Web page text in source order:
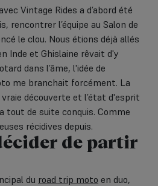
Vintage Rides a d’abord été
rencontrer l’équipe au Salon de
le clou. Nous étions déjà allés
Inde et Ghislaine rêvait d'y
dans l’âme, l'idée de
me branchait forcément. La
découverte et l’état d'esprit
tout de suite conquis. Comme
récidives depuis.
de partir
du road trip moto en duo,